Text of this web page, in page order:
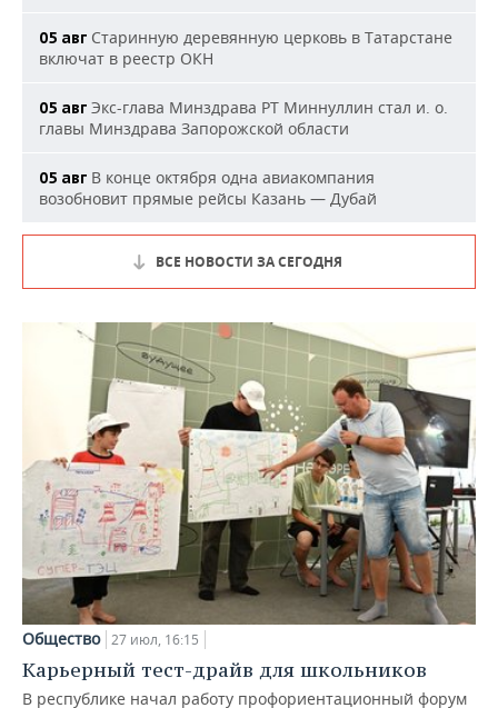
05 авг Старинную деревянную церковь в Татарстане
включат в реестр ОКН
05 авг Экс-глава Минздрава РТ Миннуллин стал и. о.
главы Минздрава Запорожской области
05 авг В конце октября одна авиакомпания
возобновит прямые рейсы Казань — Дубай
ВСЕ НОВОСТИ ЗА СЕГОДНЯ
Общество 27 июл, 16:15
Карьерный тест-драйв для школьников
В республике начал работу профориентационный форум